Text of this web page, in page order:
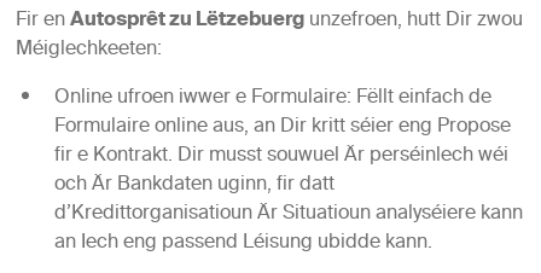
Fir enAutosprêt zu Lëtzebuergunzefroen, hutt Dir zwou
Méiglechkeeten:
Online ufroen iwwer e Formulaire: Fëllt einfach de
Formulaire online aus, an Dir kritt séier eng Propose
fir e Kontrakt. Dir musst souwuel Är perséinlech wéi
och Är Bankdaten uginn, fir datt
d’Kredittorganisatioun Är Situatioun analyséiere kann
an Iech eng passend Léisung ubidde kann.